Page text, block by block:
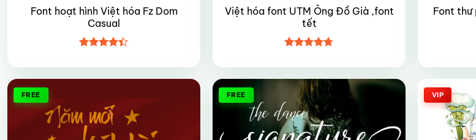
Font hoạt hình Việt hóa Fz Dom
Casual
hạng4.4
Việt hóa font UTM Ông Đồ Già ,font
tết
hạng4.75
Font thư
FREE FREE VIP